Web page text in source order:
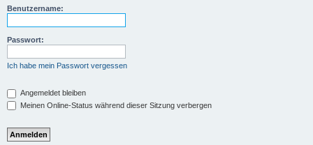
Benutzername:
Passwort:
Ich habe mein Passwort vergessen
Angemeldet bleiben
Meinen Online-Status während dieser Sitzung verbergen